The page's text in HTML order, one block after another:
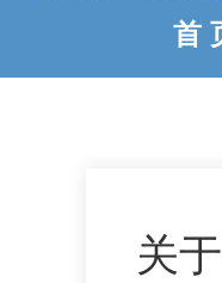
首
关